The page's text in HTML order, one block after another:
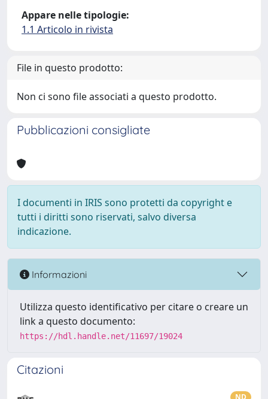
Appare nelle tipologie:
1.1 Articolo in rivista
File in questo prodotto:
Non ci sono file associati a questo prodotto.
Pubblicazioni consigliate
I documenti in IRIS sono protetti da copyright e
tutti i diritti sono riservati, salvo diversa
indicazione.
Informazioni
Utilizza questo identificativo per citare o creare un
link a questo documento:
https://hdl.handle.net/11697/19024
Citazioni